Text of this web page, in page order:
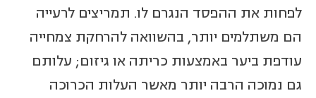
לפחות את ההפסד הנגרם לו. תמריצים לרעייה
הם משתלמים יותר, בהשוואה להרחקת צמחייה
עודפת ביער באמצעות כריתה או גיזום; עלותם
גם נמוכה הרבה יותר מאשר העלות הכרוכה